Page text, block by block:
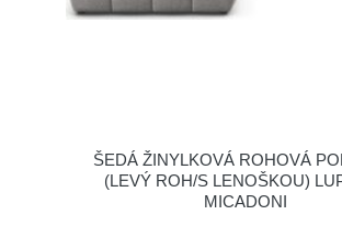
ŠEDÁ ŽINYLKOVÁ ROHOVÁ
(LEVÝ ROH/S LENOŠKOU)
MICADONI